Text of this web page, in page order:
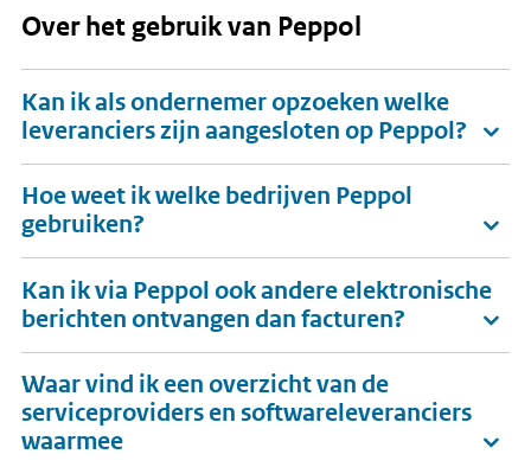
Over het gebruik van Peppol
Kan ik als ondernemer opzoeken welke
leveranciers zijn aangesloten op Peppol?
Hoe weet ik welke bedrijven Peppol
gebruiken?
Kan ik via Peppol ook andere elektronische
berichten ontvangen dan facturen?
Waar vind ik een overzicht van de
serviceproviders en softwareleveranciers
waarmee